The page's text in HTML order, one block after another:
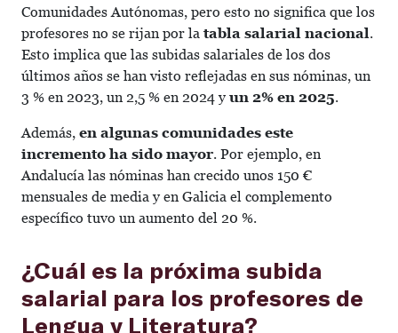
Comunidades Autónomas, pero esto no significa que los
profesores no se rijan por la tabla salarial nacional.
Esto implica que las subidas salariales de los dos
últimos años se han visto reflejadas en sus nóminas, un
3 % en 2023, un 2,5 % en 2024 y un 2% en 2025.
Además, en algunas comunidades este
incremento ha sido mayor. Por ejemplo, en
Andalucía las nóminas han crecido unos 150 €
mensuales de media y en Galicia el complemento
específico tuvo un aumento del 20 %.
¿Cuál es la próxima subida
salarial para los profesores de
Lengua y Literatura?